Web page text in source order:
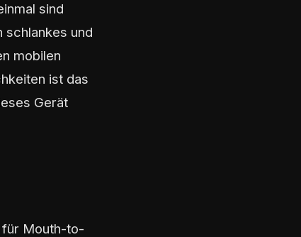
sind
schlankes und
mobilen
ist das
Gerät
für Mouth-to-